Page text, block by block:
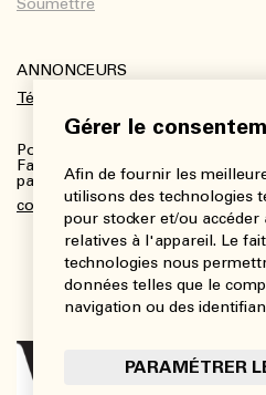
Gérer le
Afin de fournir les
utilisons des technologies
pour stocker et/ou
relatives à l'appareil. Le
technologies nous
données telles que le
navigation ou des
PARAMÉTRER
ANNONCEURS
Télécharger le kit média
Pour plus de renseignements :
Fanny Charbonneau,
partenariats et publicités